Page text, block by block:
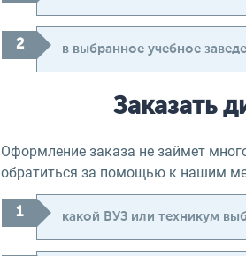
в выбранное учебное
Заказать
Оформление заказа не займет
обратиться за помощью к нашим
какой ВУЗ или техникум